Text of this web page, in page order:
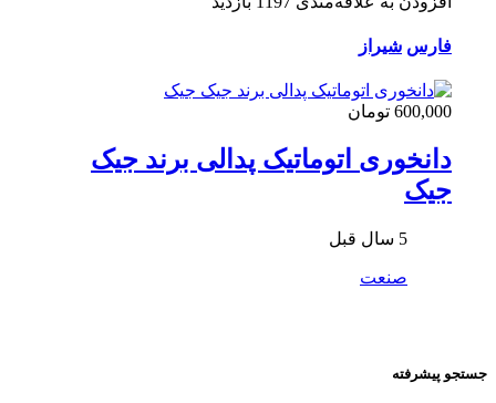
فارس شیراز
600,000 تومان
دانخوری اتوماتیک پدالی برند جیک
جیک
5 سال قبل
صنعت
جستجو پیشرفته